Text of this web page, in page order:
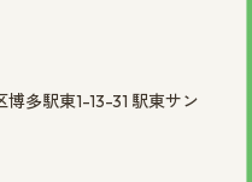
多駅東1-13-31 駅東サン